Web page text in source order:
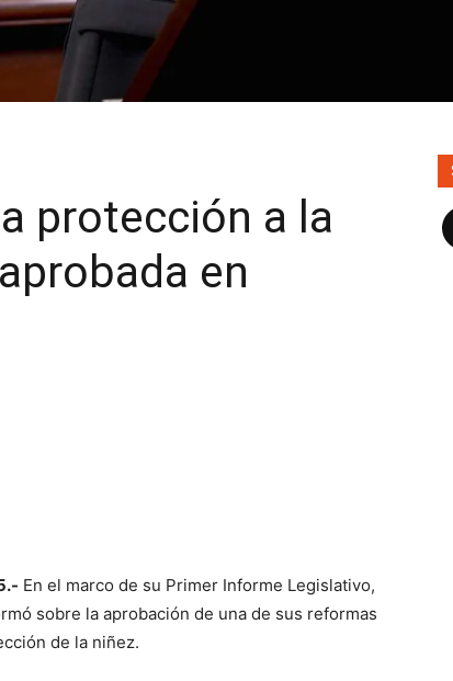
protección a la
en
En el marco de su Primer Informe Legislativo,
sobre la aprobación de una de sus reformas
de la niñez.